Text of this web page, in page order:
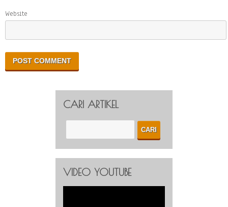
Website
CARI ARTIKEL
VIDEO YOUTUBE